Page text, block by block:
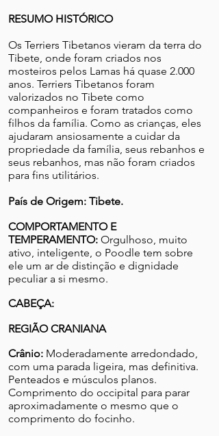
RESUMO HISTÓRICO
Os Terriers Tibetanos vieram da terra do
Tibete, onde foram criados nos
mosteiros pelos Lamas há quase 2.000
anos. Terriers Tibetanos foram
valorizados no Tibete como
companheiros e foram tratados como
filhos da família. Como as crianças, eles
ajudaram ansiosamente a cuidar da
propriedade da família, seus rebanhos e
seus rebanhos, mas não foram criados
para fins utilitários.
País de Origem: Tibete.
COMPORTAMENTO E
TEMPERAMENTO: Orgulhoso, muito
ativo, inteligente, o Poodle tem sobre
ele um ar de distinção e dignidade
peculiar a si mesmo.
CABEÇA:
REGIÃO CRANIANA
Crânio: Moderadamente arredondado,
com uma parada ligeira, mas definitiva.
Penteados e músculos planos.
Comprimento do occipital para parar
aproximadamente o mesmo que o
comprimento do focinho.